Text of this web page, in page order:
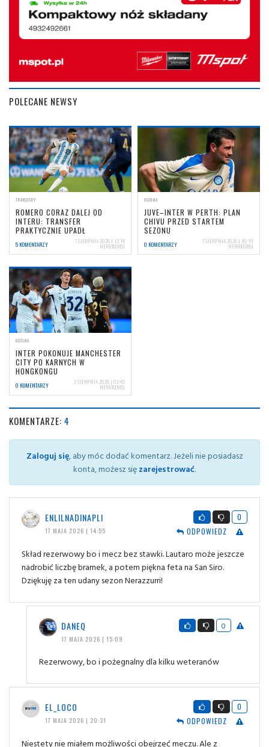
POLECANE NEWSY
TRANSFERY
ROMERO CORAZ DALEJ OD
INTERU: TRANSFER
PRAKTYCZNIE UPADŁ
5 KOMENTARZY 7 SIERPNIA 2026 | 12:14
NERIOCORSI
OGÓLNA
JUVE–INTER W PERTH: PLAN
CHIVU PRZED STARTEM
SEZONU
0 KOMENTARZY 7 SIERPNIA 2026 | 10:19
NERIOCORSI
OGÓLNA
INTER POKONUJE MANCHESTER
CITY PO KARNYCH W
HONGKONGU
0 KOMENTARZY 2 SIERPNIA 2026 | 02:45
NERIOCORSI
KOMENTARZE: 4
Zaloguj się, aby móc dodać komentarz. Jeżeli nie posiadasz
konta, możesz sięzarejestrować.
ENLILNADINAPLI
17 MAJA 2026 | 14:55
0
ODPOWIEDZ
Skład rezerwowy bo i mecz bez stawki. Lautaro może jeszcze
nadrobić liczbę bramek, a potem piękna feta na San Siro.
Dziękuję za ten udany sezon Nerazzurri!
DANEQ
17 MAJA 2026 | 15:09
0
Rezerwowy, bo i pożegnalny dla kilku weteranów
EL_LOCO
17 MAJA 2026 | 20:31
0
ODPOWIEDZ
Niestety nie miałem możliwości obejrzeć meczu. Ale z